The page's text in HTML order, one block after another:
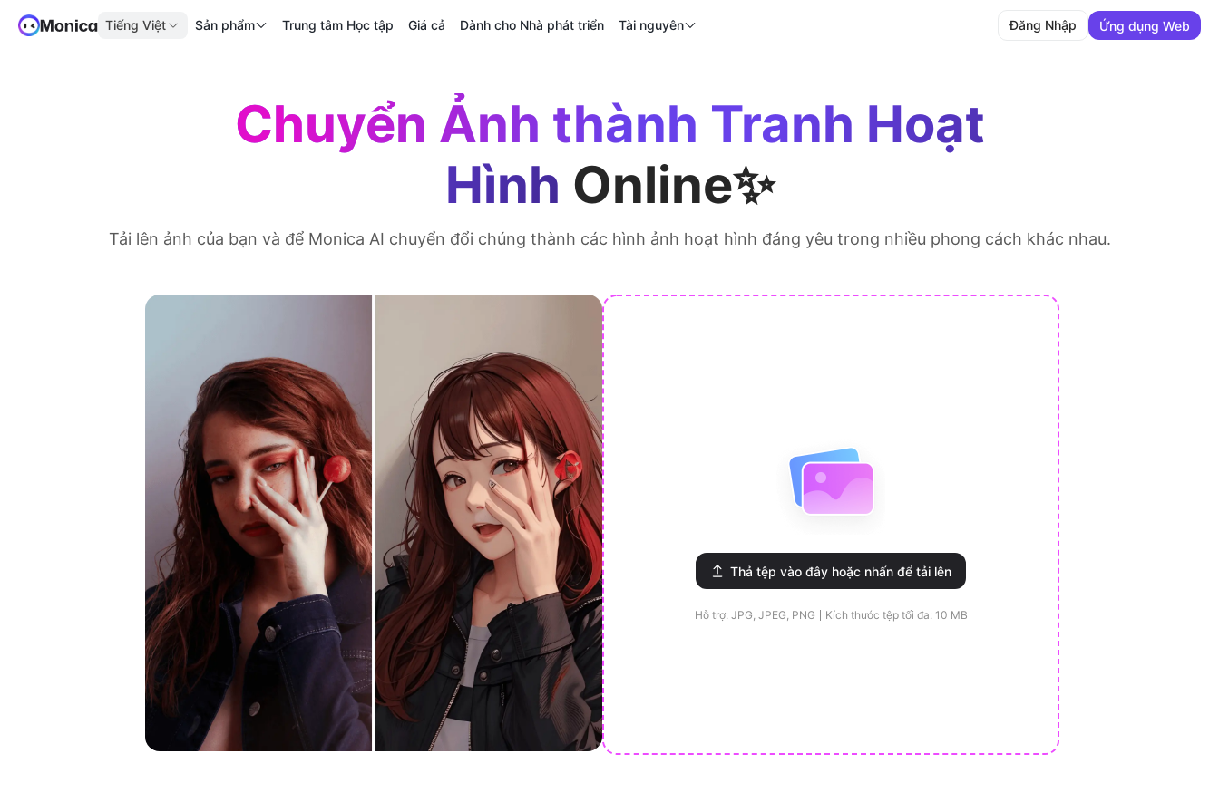
Tiếng Việt Sản phẩm Trung tâm Học tập Giá cả Dành cho Nhà phát triển Tài nguyên Đăng Nhập Ứng dụng Web
Chuyển Ảnh thành Tranh Hoạt
Hình Online✨
Tải lên ảnh của bạn và để Monica AI chuyển đổi chúng thành các hình ảnh hoạt hình đáng yêu trong nhiều phong cách khác nhau.
Thả tệp vào đây hoặc nhấn để tải lên
Hỗ trợ: JPG, JPEG, PNG Kích thước tệp tối đa: 10 MB